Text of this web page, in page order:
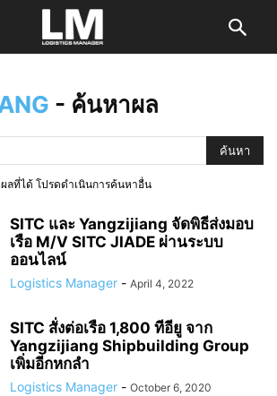
- ค้นหาผล
ที่ได้ โปรดดำเนินการค้นหาอื่น
SITC และ Yangzijiang จัดพิธีส่งมอบ
เรือ M/V SITC JIADE ผ่านระบบ
ออนไลน์
Logistics Manager - April 4, 2022
SITC สั่งต่อเรือ 1,800 ทีอียู จาก
Yangzijiang Shipbuilding Group
เพิ่มอีกหกลำ
Logistics Manager - October 6, 2020